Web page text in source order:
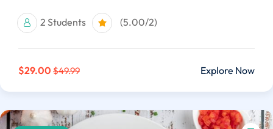
2 Students (5.00/2)
$29.00 $49.99 Explore Now